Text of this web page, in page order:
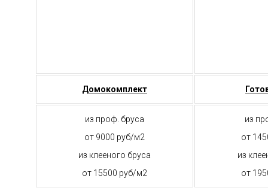
Домокомплект
из проф. бруса
от 9000 руб/м2
из клееного бруса
от 15500 руб/м2
из
от
из
от